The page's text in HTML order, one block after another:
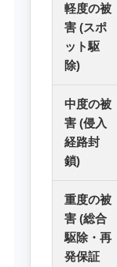
軽度の被
害 (スポ
ット駆
除)
中度の被
害 (侵入
経路封
鎖)
重度の被
害 (総合
駆除・再
発保証